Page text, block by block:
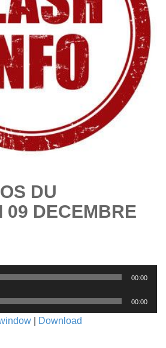
DU
09 DECEMBRE
00:00
00:00
Download